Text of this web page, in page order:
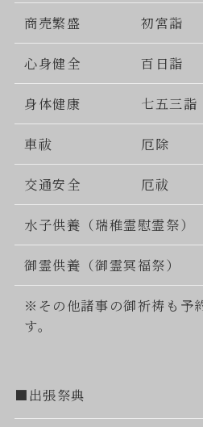
商売繁盛 初宮詣
心身健全 百日詣
身体健康 七五三詣
車祓 厄除
交通安全 厄祓
水子供養（瑞稚霊慰霊祭）
御霊供養（御霊冥福祭）
※その他諸事の御祈祷も予
す。
■出張祭典